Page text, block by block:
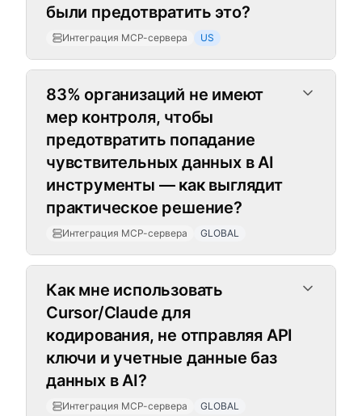
были предотвратить это?
Интеграция MCP-сервера US
83% организаций не имеют
мер контроля, чтобы
предотвратить попадание
чувствительных данных в AI
инструменты — как выглядит
практическое решение?
Интеграция MCP-сервера GLOBAL
Как мне использовать
Cursor/Claude для
кодирования, не отправляя API
ключи и учетные данные баз
данных в AI?
Интеграция MCP-сервера GLOBAL